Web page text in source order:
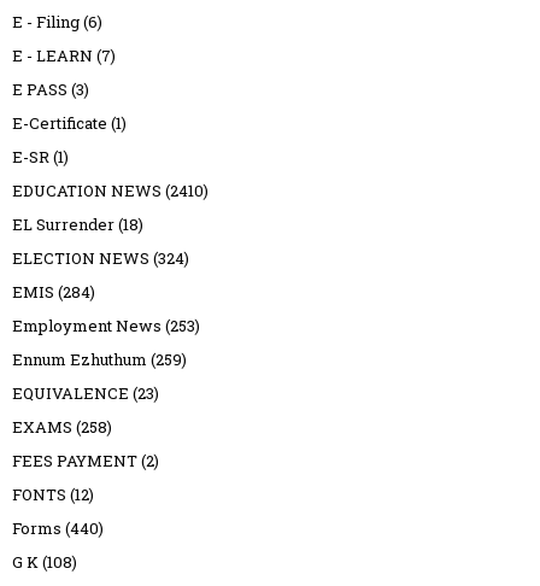
E - Filing(6)
E - LEARN (7)
E PASS (3)
E-Certificate (1)
E-SR(1)
EDUCATION NEWS (2410)
EL Surrender(18)
ELECTION NEWS (324)
EMIS (284)
Employment News (253)
Ennum Ezhuthum (259)
EQUIVALENCE (23)
EXAMS (258)
FEES PAYMENT(2)
FONTS (12)
Forms (440)
G K(108)